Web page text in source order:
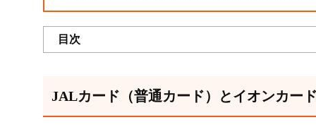
目次
JALカード（普通カード）とイオンカー